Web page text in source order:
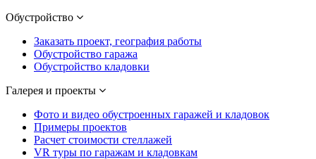
Обустройство
Заказать проект, география работы
Обустройство гаража
Обустройство кладовки
Галерея и проекты
Фото и видео обустроенных гаражей и кладовок
Примеры проектов
Расчет стоимости стеллажей
VR туры по гаражам и кладовкам